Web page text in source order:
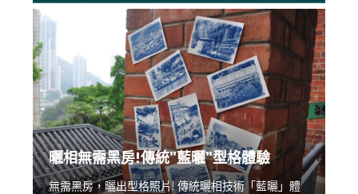
曬相無需黑房!傳統”藍曬”型格體驗
無需黑房，曬出型格照片! 傳統曬相技術「藍曬」體